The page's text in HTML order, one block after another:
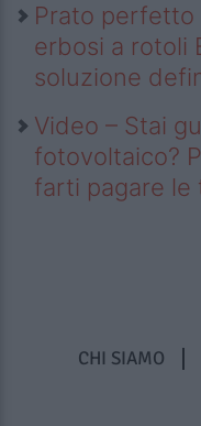
Prato perfetto
erbosi a rotoli
soluzione
Video – Stai
fotovoltaico?
farti pagare le
CHI SIAMO